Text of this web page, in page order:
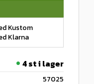
Kustom
Klarna
4 st i lager
57025